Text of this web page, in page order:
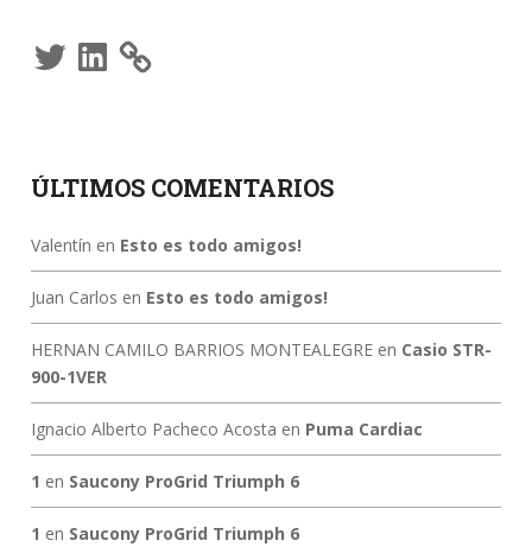
TwitterLinkedIn
ÚLTIMOS COMENTARIOS
Valentín en Esto es todo amigos!
Juan Carlos en Esto es todo amigos!
HERNAN CAMILO BARRIOS MONTEALEGREen Casio STR-
900-1VER
Ignacio Alberto Pacheco Acosta en Puma Cardiac
1 en Saucony ProGrid Triumph 6
1 en Saucony ProGrid Triumph 6